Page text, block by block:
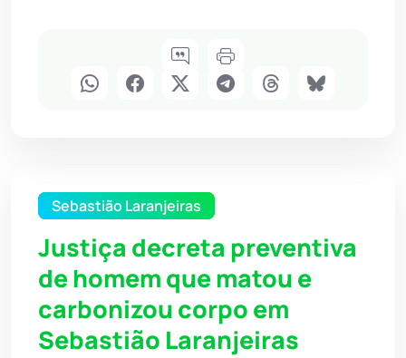
Sebastião Laranjeiras
Justiça decreta preventiva
de homem que matou e
carbonizou corpo em
Sebastião Laranjeiras